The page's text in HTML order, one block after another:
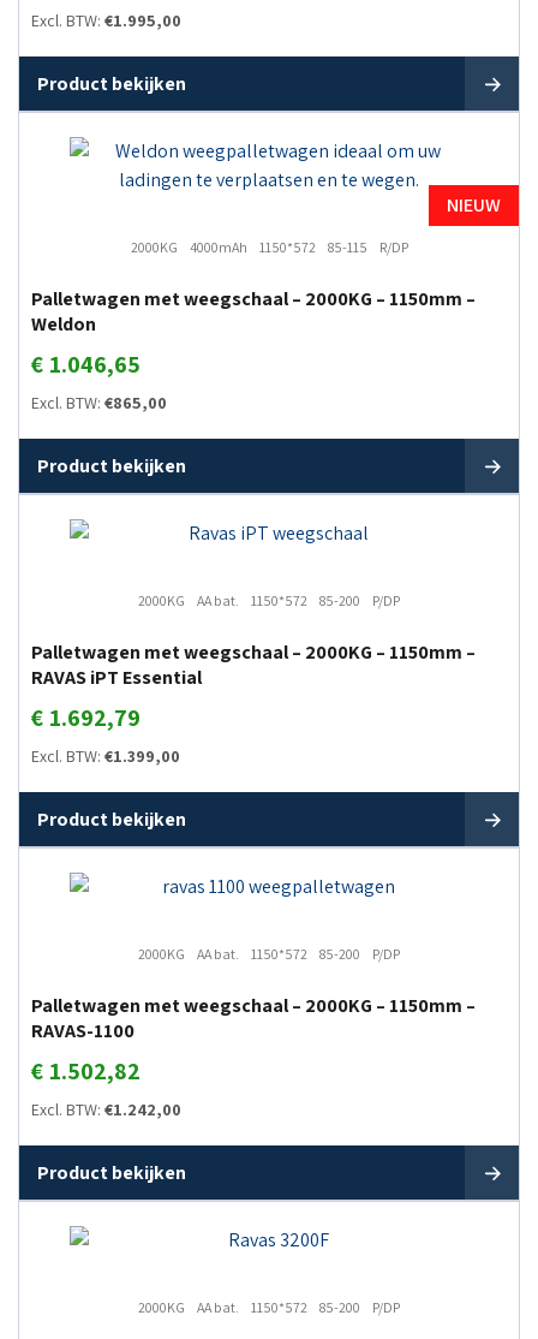
Excl. BTW: €1.995,00
Product bekijken
NIEUW
2000KG 4000mAh 1150*572 85-115 R/DP
Palletwagen met weegschaal – 2000KG – 1150mm –
Weldon
€ 1.046,65
Excl. BTW: €865,00
Product bekijken
2000KG AA bat. 1150*572 85-200 P/DP
Palletwagen met weegschaal – 2000KG – 1150mm –
RAVAS iPT Essential
€ 1.692,79
Excl. BTW: €1.399,00
Product bekijken
2000KG AA bat. 1150*572 85-200 P/DP
Palletwagen met weegschaal – 2000KG – 1150mm –
RAVAS-1100
€ 1.502,82
Excl. BTW: €1.242,00
Product bekijken
2000KG AA bat. 1150*572 85-200 P/DP